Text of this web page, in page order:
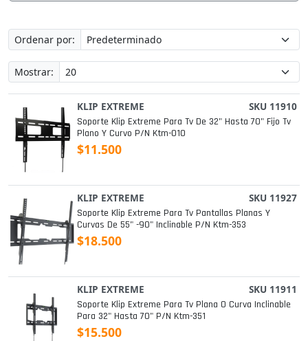
Ordenar por:
Mostrar:
KLIP EXTREME SKU 11910
Soporte Klip Extreme Para Tv De 32" Hasta 70" Fijo Tv
Plano Y Curvo P/n Ktm-010
$11.500
KLIP EXTREME SKU 11927
Soporte Klip Extreme Para Tv Pantallas Planas Y
Curvas De 55" -90" Inclinable P/n Ktm-353
$18.500
KLIP EXTREME SKU 11911
Soporte Klip Extreme Para Tv Plana O Curva Inclinable
Para 32" Hasta 70" P/n Ktm-351
$15.500